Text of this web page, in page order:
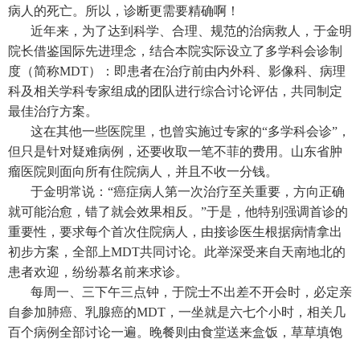
病人的死亡。所以，诊断更需要精确啊！
近年来，为了达到科学、合理、规范的治病救人，于金明
院长借鉴国际先进理念，结合本院实际设立了多学科会诊制
度（简称MDT）：即患者在治疗前由内外科、影像科、病理
科及相关学科专家组成的团队进行综合讨论评估，共同制定
最佳治疗方案。
这在其他一些医院里，也曾实施过专家的“多学科会诊”，
但只是针对疑难病例，还要收取一笔不菲的费用。山东省肿
瘤医院则面向所有住院病人，并且不收一分钱。
于金明常说：“癌症病人第一次治疗至关重要，方向正确
就可能治愈，错了就会效果相反。”于是，他特别强调首诊的
重要性，要求每个首次住院病人，由接诊医生根据病情拿出
初步方案，全部上MDT共同讨论。此举深受来自天南地北的
患者欢迎，纷纷慕名前来求诊。
每周一、三下午三点钟，于院士不出差不开会时，必定亲
自参加肺癌、乳腺癌的MDT，一坐就是六七个小时，相关几
百个病例全部讨论一遍。晚餐则由食堂送来盒饭，草草填饱